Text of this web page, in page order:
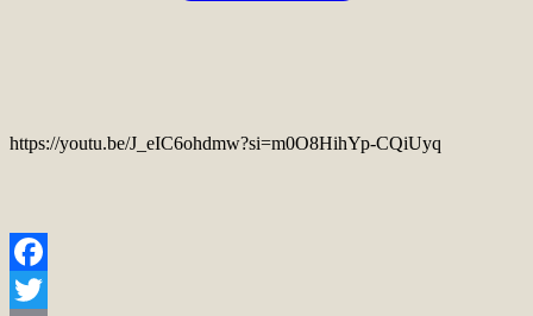
https://youtu.be/J_eIC6ohdmw?si=m0O8HihYp-CQiUyq
Facebook